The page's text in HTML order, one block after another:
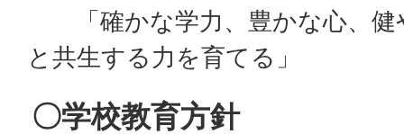
「確かな学力、豊かな心、健
と共生する力を育てる」
〇学校教育方針